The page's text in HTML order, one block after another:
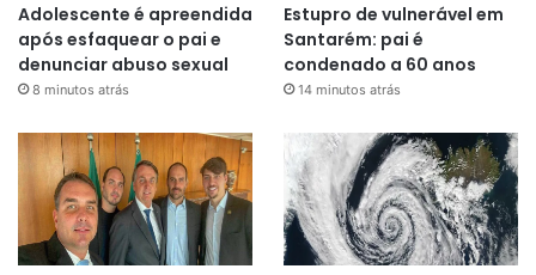
Adolescente é apreendida
após esfaquear o pai e
denunciar abuso sexual
8 minutos atrás
Estupro de vulnerável em
Santarém: pai é
condenado a 60 anos
14 minutos atrás